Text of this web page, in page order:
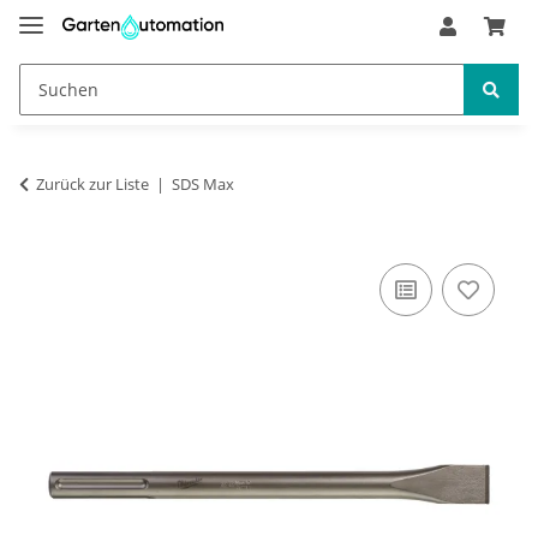
Zurück zur Liste SDS Max